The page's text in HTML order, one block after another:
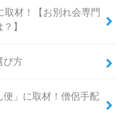
取材！【お別れ会専門
】
び方
」に取材！僧侶手配